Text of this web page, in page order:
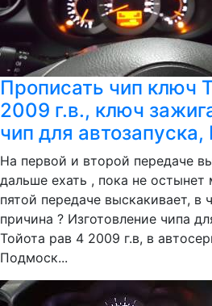
Прописать чип ключ
2009 г.в., ключ
чип для
На первой и второй передаче
дальше ехать , пока не
пятой передаче выскакивает,
причина ? Изготовление чипа
Тойота рав 4 2009 г.в, в
Подмоск...